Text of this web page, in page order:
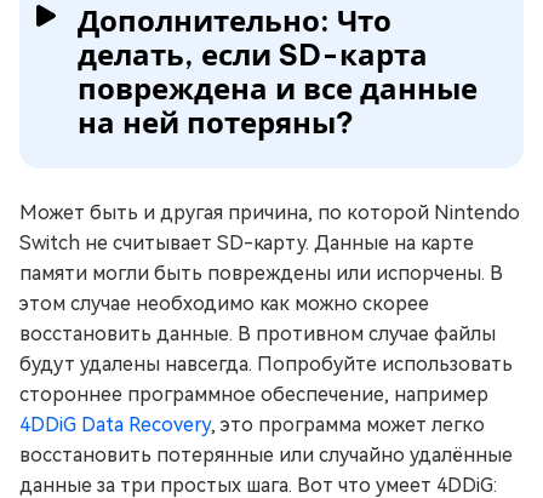
Дополнительно: Что
делать, если SD-карта
повреждена и все данные
на ней потеряны?
Может быть и другая причина, по которой Nintendo
Switch не считывает SD-карту. Данные на карте
памяти могли быть повреждены или испорчены. В
этом случае необходимо как можно скорее
восстановить данные. В противном случае файлы
будут удалены навсегда. Попробуйте использовать
стороннее программное обеспечение, например
4DDiG Data Recovery, это программа может легко
восстановить потерянные или случайно удалённые
данные за три простых шага. Вот что умеет 4DDiG: